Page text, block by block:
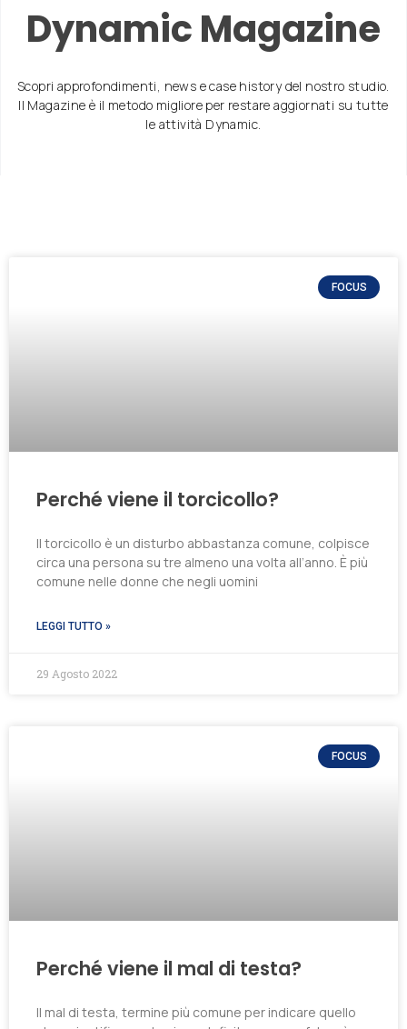
Dynamic Magazine
Scopri approfondimenti, news e case history del nostro studio.
Il Magazine è il metodo migliore per restare aggiornati su tutte
le attività Dynamic.
FOCUS
Perché viene il torcicollo?
Il torcicollo è un disturbo abbastanza comune, colpisce
circa una persona su tre almeno una volta all’anno. È più
comune nelle donne che negli uomini
LEGGI TUTTO »
29 Agosto 2022
FOCUS
Perché viene il mal di testa?
Il mal di testa, termine più comune per indicare quello